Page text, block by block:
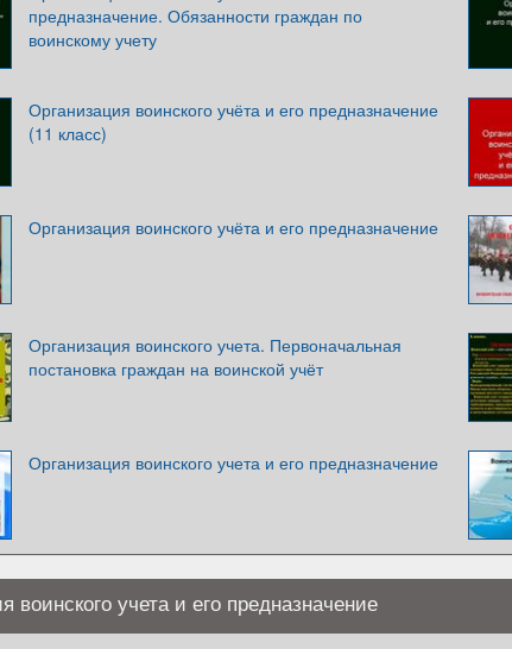
предназначение. Обязанности граждан по
воинскому учету
Организация воинского учёта и его предназначение
(11 класс)
Организация воинского учёта и его предназначение
Организация воинского учета. Первоначальная
постановка граждан на воинской учёт
Организация воинского учета и его предназначение
воинского учета и его предназначение